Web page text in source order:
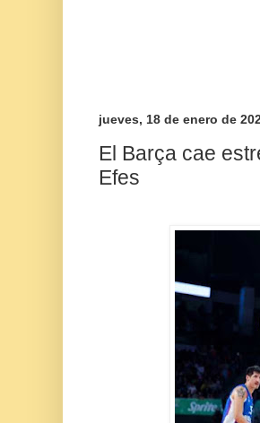
jueves, 18 de enero de
El Barça cae
Efes